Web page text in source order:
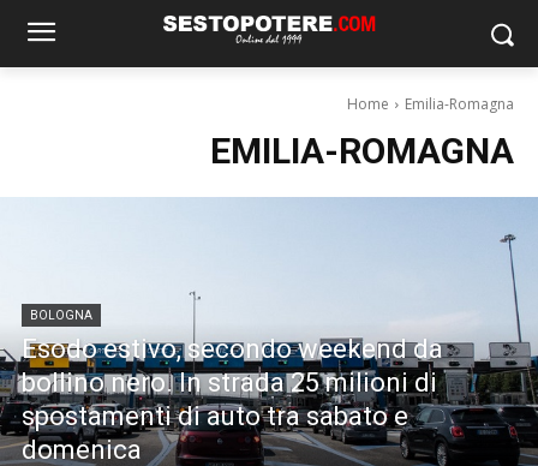
Home Emilia-Romagna
EMILIA-ROMAGNA
BOLOGNA
Esodo estivo, secondo weekend da
bollino nero. In strada 25 milioni di
spostamenti di auto tra sabato e
domenica